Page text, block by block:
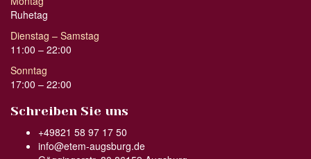
Ruhetag
Dienstag – Samstag
11:00 – 22:00
Sonntag
17:00 – 22:00
Schreiben Sie uns
+49821 58 97 17 50
info@etem-augsburg.de